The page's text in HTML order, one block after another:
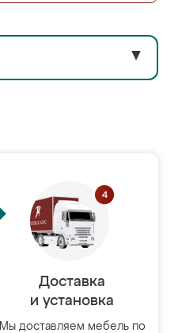
▼
Доставка
и установка
Мы доставляем мебель по